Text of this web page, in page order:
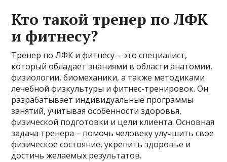
Кто такой тренер по ЛФК
и фитнесу?
Тренер по ЛФК и фитнесу – это специалист,
который обладает знаниями в области анатомии,
физиологии, биомеханики, а также методиками
лечебной физкультуры и фитнес-тренировок. Он
разрабатывает индивидуальные программы
занятий, учитывая особенности здоровья,
физической подготовки и цели клиента. Основная
задача тренера – помочь человеку улучшить свое
физическое состояние, укрепить здоровье и
достичь желаемых результатов.